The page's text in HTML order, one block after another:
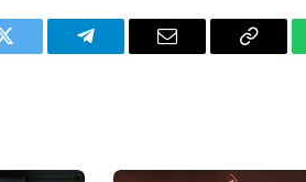
Twitter Telegram Email
Copy